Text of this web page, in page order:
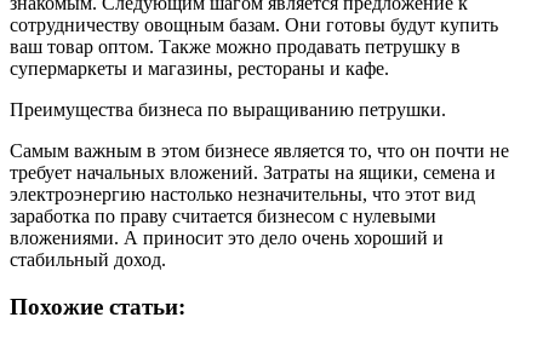
сотрудничеству овощным базам. Они готовы будут купить
ваш товар оптом. Также можно продавать петрушку в
супермаркеты и магазины, рестораны и кафе.
Преимущества бизнеса по выращиванию петрушки.
Самым важным в этом бизнесе является то, что он почти не
требует начальных вложений. Затраты на ящики, семена и
электроэнергию настолько незначительны, что этот вид
заработка по праву считается бизнесом с нулевыми
вложениями. А приносит это дело очень хороший и
стабильный доход.
Похожие статьи: